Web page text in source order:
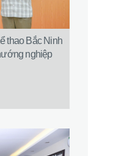
thao Bắc Ninh
nghiệp